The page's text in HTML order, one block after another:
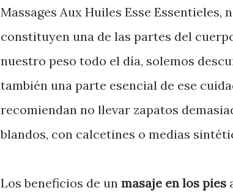
Massages Aux Huiles Esse Essentieles,
constituyen una de las partes del
nuestro peso todo el día, solemos
también una parte esencial de ese
recomiendan no llevar zapatos
blandos, con calcetines o medias
Los beneficios de un masaje en los pies